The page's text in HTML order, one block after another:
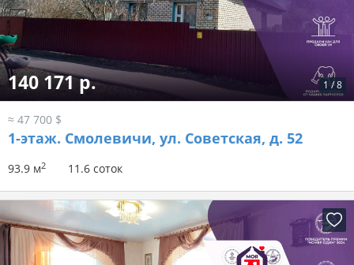
1 /8
140 171 р.
≈ 47 700 $
1-этаж. Смолевичи, ул. Советская, д. 52
93.9 м2 11.6 соток